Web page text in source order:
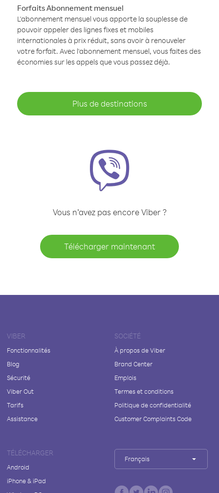
Forfaits Abonnement mensuel
L'abonnement mensuel vous apporte la souplesse de
pouvoir appeler des lignes fixes et mobiles
internationales à prix réduit, sans avoir à renouveler
votre forfait. Avec l'abonnement mensuel, vous faites des
économies sur les appels que vous passez déjà.
Plus de destinations
Vous n’avez pas encore Viber ?
Télécharger maintenant
VIBER
Fonctionnalités
Blog
Sécurité
Viber Out
Tarifs
Assistance
SOCIÉTÉ
À propos de Viber
Brand Center
Emplois
Termes et conditions
Politique de confidentialité
Customer Complaints Code
TÉLÉCHARGER
Android
iPhone & iPad
Français